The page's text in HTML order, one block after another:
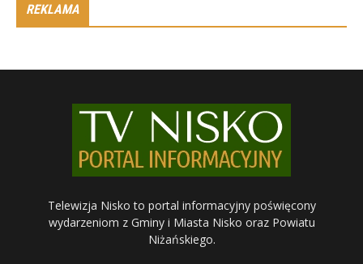
REKLAMA
Telewizja Nisko to portal informacyjny poświęcony
wydarzeniom z Gminy i Miasta Nisko oraz Powiatu
Niżańskiego.